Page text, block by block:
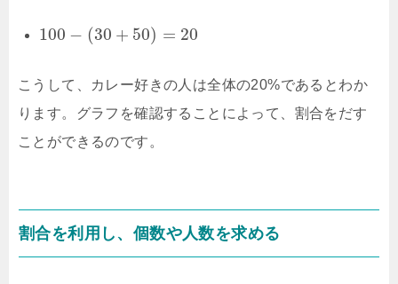
100 − (30 + 50) = 20
こうして、カレー好きの人は全体の20%であるとわか
ります。グラフを確認することによって、割合をだす
ことができるのです。
割合を利用し、個数や人数を求める